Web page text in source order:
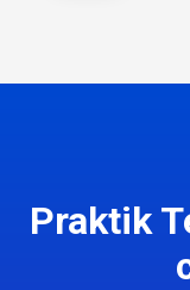
Praktik